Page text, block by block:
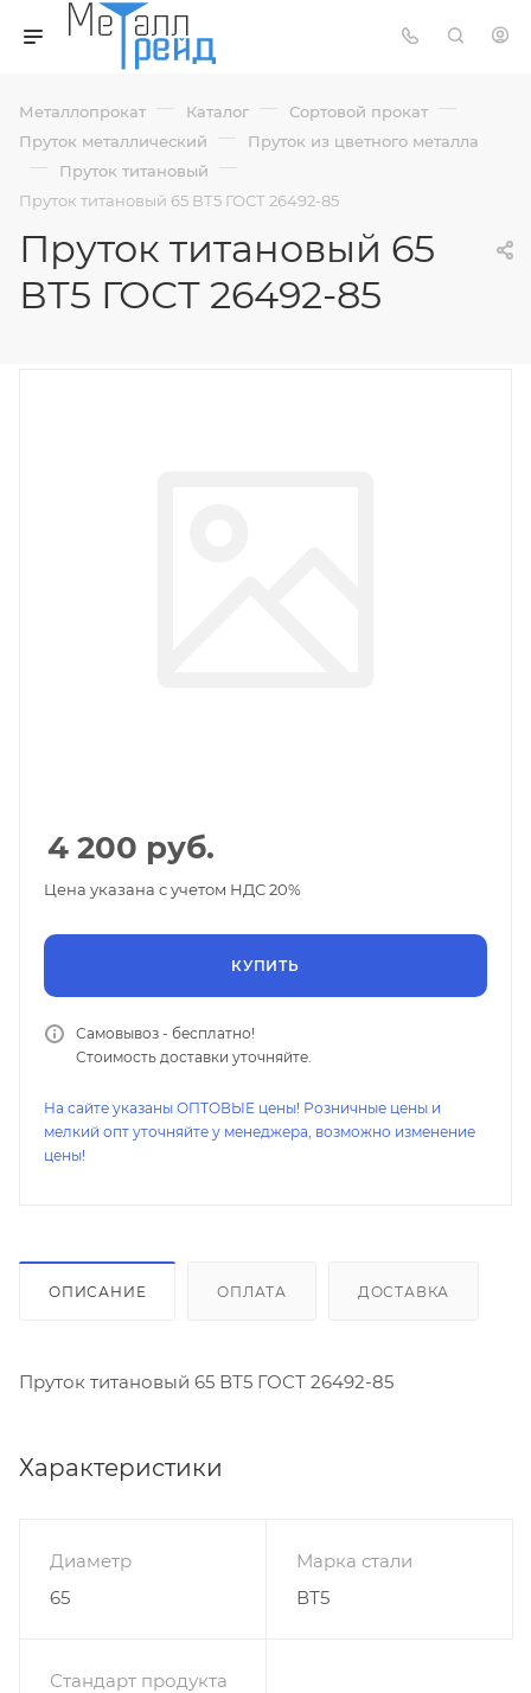
Металлопрокат — Каталог — Сортовой прокат —
Пруток металлический — Пруток из цветного металла
— Пруток титановый —
Пруток титановый 65 ВТ5 ГОСТ 26492-85
Пруток титановый 65
ВТ5 ГОСТ 26492-85
4 200 руб.
Цена указана с учетом НДС 20%
КУПИТЬ
Самовывоз - бесплатно!
Стоимость доставки уточняйте.
На сайте указаны ОПТОВЫЕ цены! Розничные цены и
мелкий опт уточняйте у менеджера, возможно изменение
цены!
ОПИСАНИЕ ОПЛАТА ДОСТАВКА
Пруток титановый 65 ВТ5 ГОСТ 26492-85
Характеристики
Диаметр
65
Марка стали
ВТ5
Стандарт продукта